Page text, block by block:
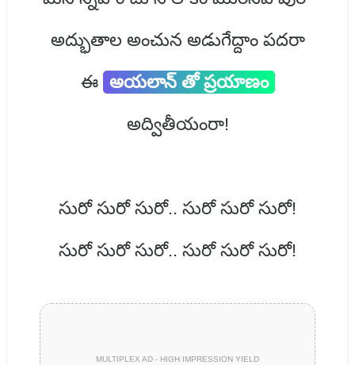
అద్భుతాల అంచున అడుగేద్దాం పదరా
ఈ అయలాన్ తో ప్రయాణం
అద్వితీయంరా!
సురో సురో సురో.. సురో సురో సురో!
సురో సురో సురో.. సురో సురో సురో!
MULTIPLEX AD - HIGH IMPRESSION YIELD